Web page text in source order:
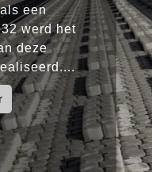
een
werd het
deze